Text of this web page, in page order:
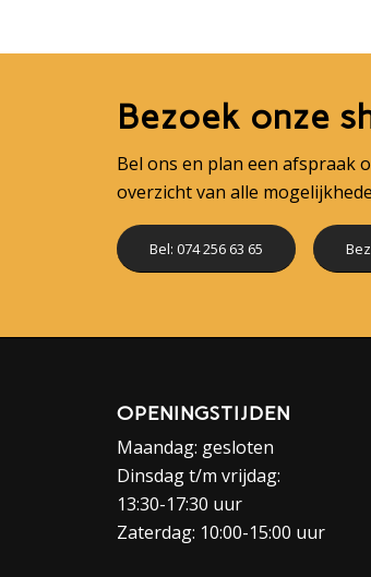
Bezoek onze
Bel ons en plan een afspraak
overzicht van alle
Bel: 074 256 63 65
OPENINGSTIJDEN
Maandag: gesloten
Dinsdag t/m vrijdag:
13:30-17:30 uur
Zaterdag: 10:00-15:00 uur